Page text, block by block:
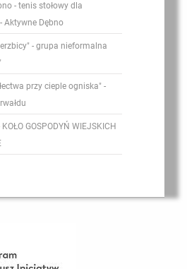
- tenis stołowy dla
Aktywne Dębno
- grupa nieformalna
przy cieple ogniska" -
GOSPODYŃ WIEJSKICH